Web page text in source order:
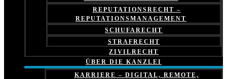
REPUTATIONSRECHT –
REPUTATIONSMANAGEMENT
SCHUFARECHT
STRAFRECHT
ZIVILRECHT
ÜBER DIE KANZLEI
KARRIERE – DIGITAL, REMOTE,